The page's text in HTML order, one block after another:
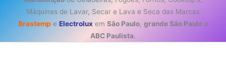
Máquinas de Lavar, Secar e Lava e Seca das Marcas
Brastemp e Electroluxem São Paulo, grande São Pauloe
ABC Paulista.